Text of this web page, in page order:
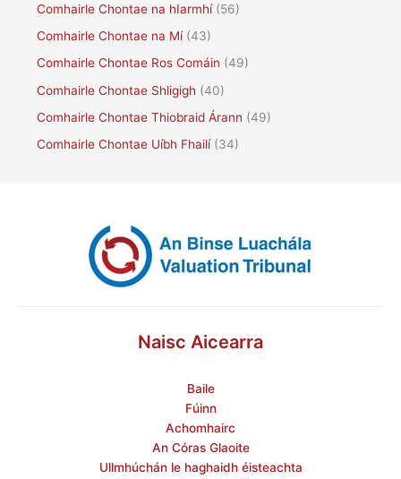
Comhairle Chontae na hIarmhí(56)
Comhairle Chontae na Mí(43)
Comhairle Chontae Ros Comáin (49)
Comhairle Chontae Shligigh (40)
Comhairle Chontae Thiobraid Árann (49)
Comhairle Chontae Uíbh Fhailí(34)
Naisc Aicearra
Baile
Fúinn
Achomhairc
An Córas Glaoite
Ullmhúchán le haghaidh éisteachta